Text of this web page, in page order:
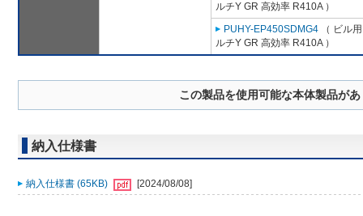
ルチY GR 高効率 R410A ）
PUHY-EP450SDMG4 （ ビル
ルチY GR 高効率 R410A ）
この製品を使用可能な本体製品が
納入仕様書
納入仕様書 (65KB) [2024/08/08]